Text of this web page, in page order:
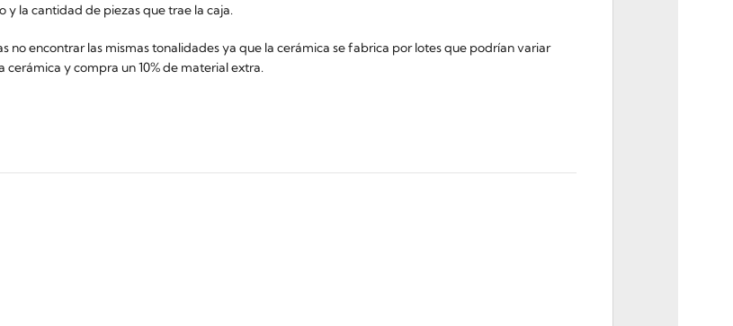
la cantidad de piezas que trae la caja.
encontrar las mismas tonalidades ya que la cerámica se fabrica por lotes que podrían variar
cerámica y compra un 10% de material extra.